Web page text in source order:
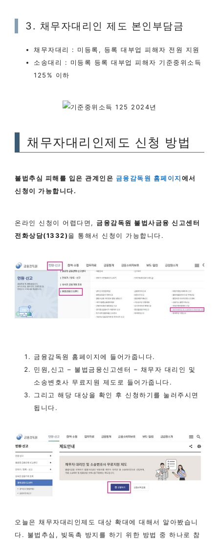
3. 채무자대리인 제도 본인부담금
채무자대리 : 미등록, 등록 대부업 피해자 전원 지원
소송대리 : 미등록 등록 대부업 피해자 기준중위소득
125% 이하
채무자대리인제도 신청 방법
불법추심 피해를 입은 관계인은 금융감독원 홈페이지에서
신청이 가능합니다.
온라인 신청이 어렵다면, 금융감독원 불법사금융 신고센터
전화상담(1332)을 통해서 신청이 가능합니다.
금융감독원 홈페이지에 들어가줍니다.
민원,신고 – 불법금융신고센터 – 채무자 대리인 및
소송변호사 무료지원 제도로 들어가줍니다.
그리고 해당 대상을 확인 후 신청하기를 눌러주시면
됩니다.
오늘은 채무자대리인제도 대상 확대에 대해서 알아봤습니
다. 불법추심, 빚독촉 방지를 하기 위한 방법 중 하나로 참